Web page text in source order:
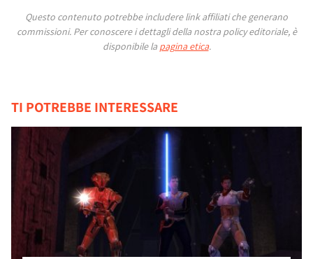
Questo contenuto potrebbe includere link affiliati che generano
commissioni. Per conoscere i dettagli della nostra policy editoriale, è
disponibile la pagina etica.
TI POTREBBE INTERESSARE